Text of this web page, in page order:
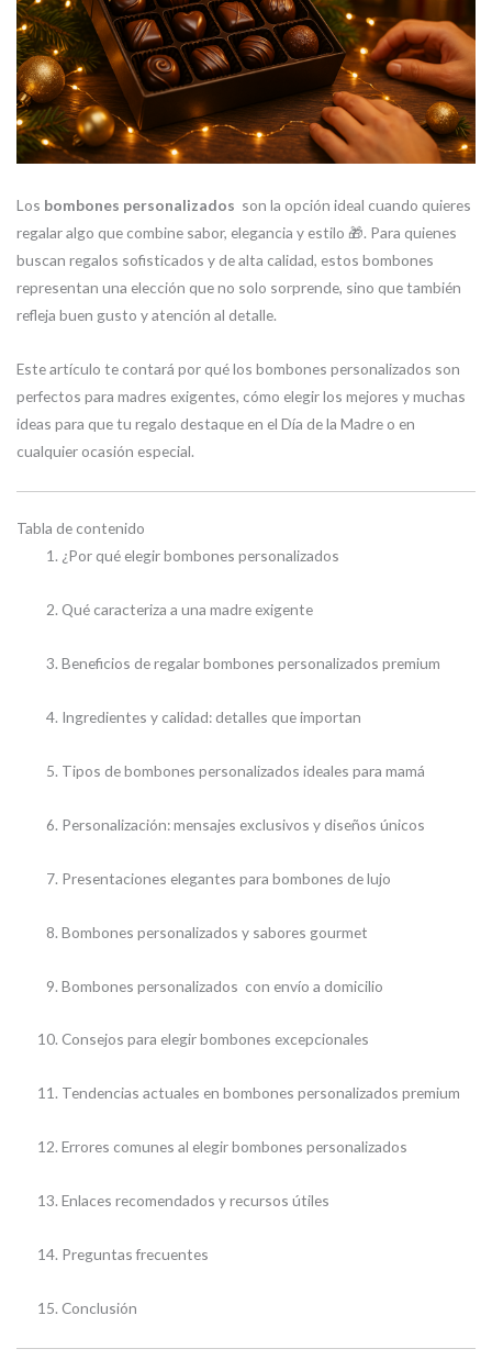
Los bombones personalizados son la opción ideal cuando quieres
regalar algo que combine sabor, elegancia y estilo 🎁. Para quienes
buscan regalos sofisticados y de alta calidad, estos bombones
representan una elección que no solo sorprende, sino que también
refleja buen gusto y atención al detalle.
Este artículo te contará por qué los bombones personalizados son
perfectos para madres exigentes, cómo elegir los mejores y muchas
ideas para que tu regalo destaque en el Día de la Madre o en
cualquier ocasión especial.
Tabla de contenido
¿Por qué elegir bombones personalizados
Qué caracteriza a una madre exigente
Beneficios de regalar bombones personalizados premium
Ingredientes y calidad: detalles que importan
Tipos de bombones personalizados ideales para mamá
Personalización: mensajes exclusivos y diseños únicos
Presentaciones elegantes para bombones de lujo
Bombones personalizados y sabores gourmet
Bombones personalizados con envío a domicilio
Consejos para elegir bombones excepcionales
Tendencias actuales en bombones personalizados premium
Errores comunes al elegir bombones personalizados
Enlaces recomendados y recursos útiles
Preguntas frecuentes
Conclusión